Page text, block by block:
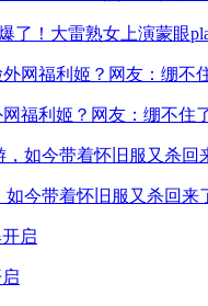
了！大雷熟女上演蒙眼
福利姬？网友：绷不住
今带着怀旧服又杀回来